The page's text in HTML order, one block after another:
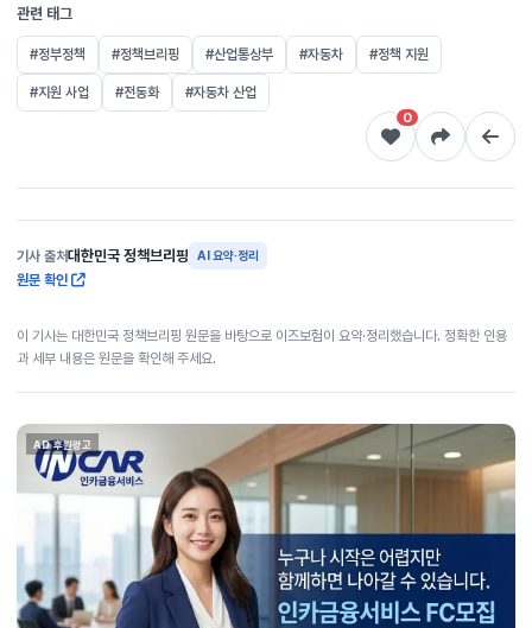
관련 태그
#정부정책 #정책브리핑 #산업통상부 #자동차 #정책 지원
#지원 사업 #전동화
#자동차 산업
0
기사 출처대한민국 정책브리핑 AI 요약·정리
원문 확인
이 기사는 대한민국 정책브리핑 원문을 바탕으로 이즈보험이 요약·정리했습니다. 정확한 인용
과 세부 내용은 원문을 확인해 주세요.
AD 후원광고